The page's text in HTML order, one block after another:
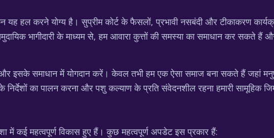
यह हल करने योग्य है। सुप्रीम कोर्ट के फैसलों, प्रभावी नसबंदी और टीकाकरण
भागीदारी के माध्यम से, हम आवारा कुत्तों की समस्या का समाधान कर सकते हैं
इसके समाधान में योगदान करें। केवल तभी हम एक ऐसा समाज बना सकते हैं जहां
निर्देशों का पालन करना और पशु कल्याण के प्रति संवेदनशील रहना हमारी सामूहिक
में कई महत्वपूर्ण विकास हुए हैं। कुछ महत्वपूर्ण अपडेट इस प्रकार हैं: